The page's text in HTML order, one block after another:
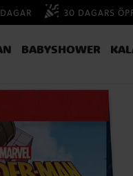
30 DAGARS
BABYSHOWER